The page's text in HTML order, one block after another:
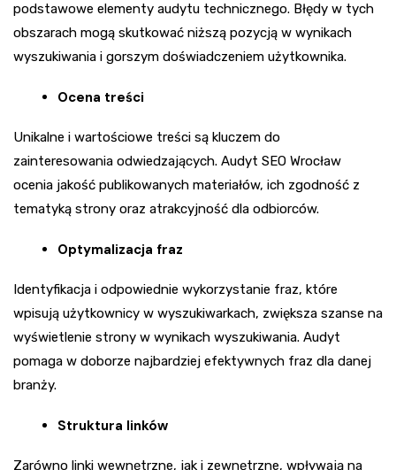
podstawowe elementy audytu technicznego. Błędy w tych
obszarach mogą skutkować niższą pozycją w wynikach
wyszukiwania i gorszym doświadczeniem użytkownika.
Ocena treści
Unikalne i wartościowe treści są kluczem do
zainteresowania odwiedzających. Audyt SEO Wrocław
ocenia jakość publikowanych materiałów, ich zgodność z
tematyką strony oraz atrakcyjność dla odbiorców.
Optymalizacja fraz
Identyfikacja i odpowiednie wykorzystanie fraz, które
wpisują użytkownicy w wyszukiwarkach, zwiększa szanse na
wyświetlenie strony w wynikach wyszukiwania. Audyt
pomaga w doborze najbardziej efektywnych fraz dla danej
branży.
Struktura linków
Zarówno linki wewnętrzne, jak i zewnętrzne, wpływają na